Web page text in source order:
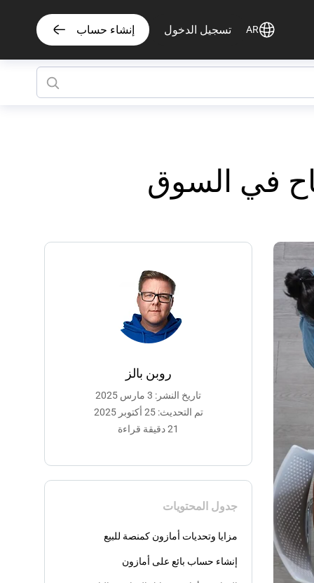
AR تسجيل الدخول إنشاء حساب
في السوق
روبن بالز
تاريخ النشر: 3 مارس 2025
تم التحديث: 25 أكتوبر 2025
21 دقيقة قراءة
جدول المحتويات
مزايا وتحديات أمازون كمنصة للبيع
إنشاء حساب بائع على أمازون